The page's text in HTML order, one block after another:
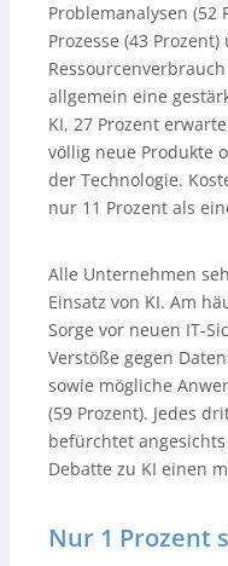
Problemanalysen (52
Prozesse (43
allgemein eine
KI, 27 Prozent
völlig neue Produkte
der Technologie.
nur 11 Prozent als
Alle Unternehmen
Einsatz von KI. Am
Sorge vor neuen IT-
Verstöße gegen
sowie mögliche
(59 Prozent). Jedes
befürchtet
Debatte zu KI einen
Nur 1 Prozent